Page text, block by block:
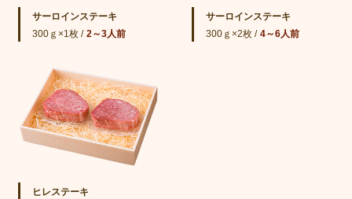
サーロインステーキ
300ｇ×1枚 / 2～3人前
サーロインステーキ
300ｇ×2枚 / 4～6人前
ヒレステーキ